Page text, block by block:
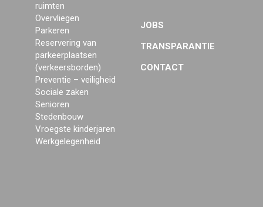
ruimten
Overvliegen
Parkeren
Reservering van
parkeerplaatsen
(verkeersborden)
Preventie – veiligheid
Sociale zaken
Senioren
Stedenbouw
Vroegste kinderjaren
Werkgelegenheid
JOBS
TRANSPARANTIE
CONTACT